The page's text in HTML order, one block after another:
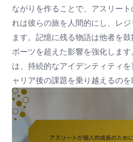
ながりを作ることで、アスリー
れは彼らの旅を人間的にし、レ
ます。記憶に残る物語は他者を
ポーツを超えた影響を強化しま
は、持続的なアイデンティティ
ャリア後の課題を乗り越えるのを